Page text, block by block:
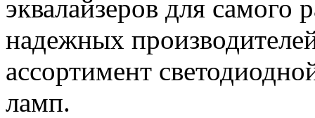
эквалайзеров для самого
надежных
ассортимент
ламп.